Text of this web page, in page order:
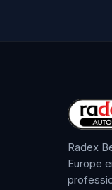
Radex
Europe